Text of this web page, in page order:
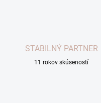
STABILNÝ PARTNER
11 rokov skúseností